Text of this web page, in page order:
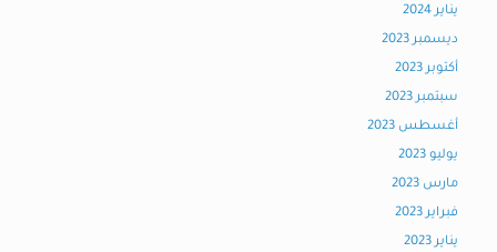
يناير 2024
ديسمبر 2023
أكتوبر 2023
سبتمبر 2023
أغسطس 2023
يوليو 2023
مارس 2023
فبراير 2023
يناير 2023